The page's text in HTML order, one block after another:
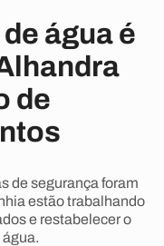
água é
de
de segurança foram
estão trabalhando
e restabelecer o